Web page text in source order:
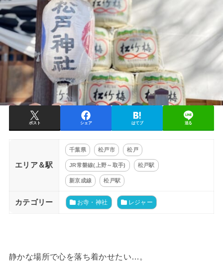
ポスト シェア はてブ 送る
エリア＆駅
千葉県 松戸市 松戸
JR常磐線(上野～取手) 松戸駅
新京成線 松戸駅
カテゴリー お寺・神社 レジャー
静かな場所で心を落ち着かせたい…。